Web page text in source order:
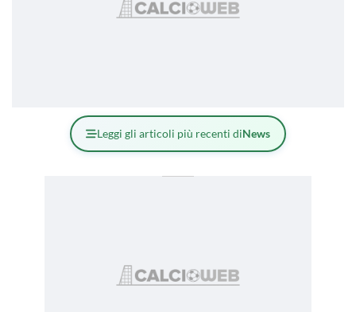
Leggi gli articoli più recenti diNews